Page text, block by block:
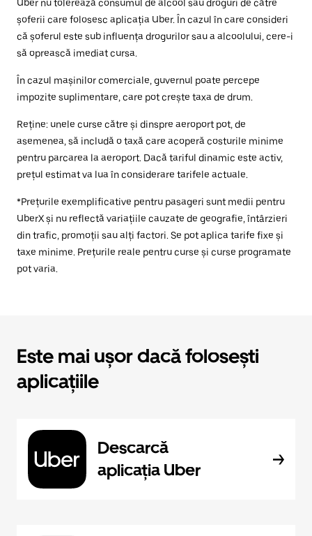
Uber nu tolerează consumul de alcool sau droguri de către
șoferii care folosesc aplicația Uber. În cazul în care consideri
că șoferul este sub influența drogurilor sau a alcoolului, cere-i
să oprească imediat cursa.
În cazul mașinilor comerciale, guvernul poate percepe
impozite suplimentare, care pot crește taxa de drum.
Reține: unele curse către și dinspre aeroport pot, de
asemenea, să includă o taxă care acoperă costurile minime
pentru parcarea la aeroport. Dacă tariful dinamic este activ,
prețul estimat va lua în considerare tarifele actuale.
*Prețurile exemplificative pentru pasageri sunt medii pentru
UberX și nu reflectă variațiile cauzate de geografie, întârzieri
din trafic, promoții sau alți factori. Se pot aplica tarife fixe și
taxe minime. Prețurile reale pentru curse și curse programate
pot varia.
Este mai ușor dacă folosești
aplicațiile
Descarcă
aplicația Uber